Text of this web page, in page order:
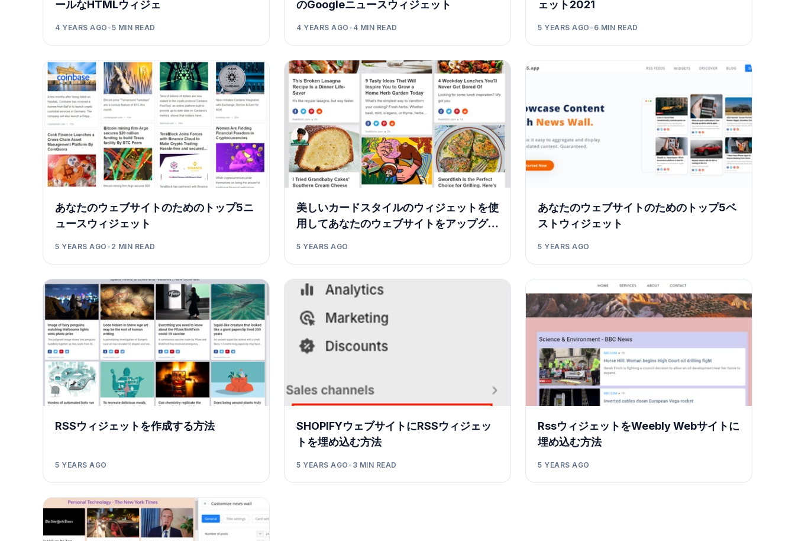
ールなHTMLウィジェ
4 YEARS AGO •5 MIN READ
のGoogleニュースウィジェット
4 YEARS AGO • 4 MIN READ
ェット2021
5 YEARS AGO • 6 MIN READ
あなたのウェブサイトのためのトップ5ニ
ュースウィジェット
5 YEARS AGO • 2 MIN READ
美しいカードスタイルのウィジェットを使
用してあなたのウェブサイトをアップグレ
5 YEARS AGO
あなたのウェブサイトのためのトップ5ベ
ストウィジェット
5 YEARS AGO
RSSウィジェットを作成する方法
5 YEARS AGO
SHOPIFYウェブサイトにRSSウィジェッ
トを埋め込む方法
5 YEARS AGO • 3 MIN READ
RssウィジェットをWeebly Webサイトに
埋め込む方法
5 YEARS AGO